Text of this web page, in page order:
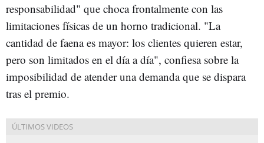
responsabilidad" que choca frontalmente con las
limitaciones físicas de un horno tradicional. "La
cantidad de faena es mayor: los clientes quieren estar,
pero son limitados en el día a día", confiesa sobre la
imposibilidad de atender una demanda que se dispara
tras el premio.